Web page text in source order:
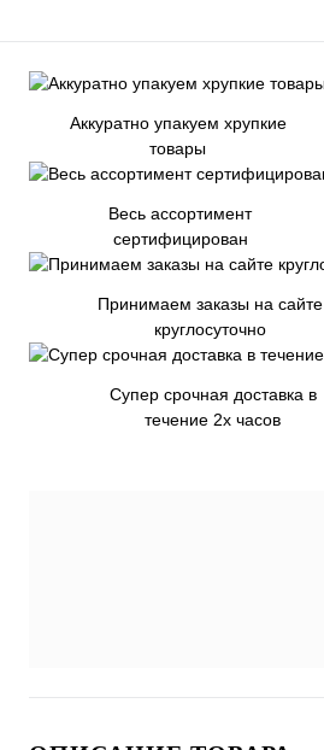
Аккуратно упакуем хрупкие
товары
Весь ассортимент
сертифицирован
Принимаем заказы на сайте
круглосуточно
Супер срочная доставка в
течение 2х часов